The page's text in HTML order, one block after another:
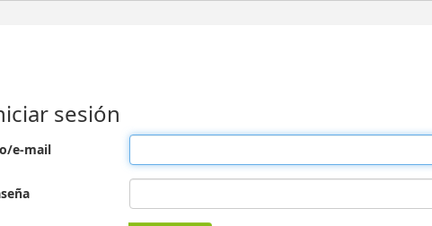
sesión
e-mail